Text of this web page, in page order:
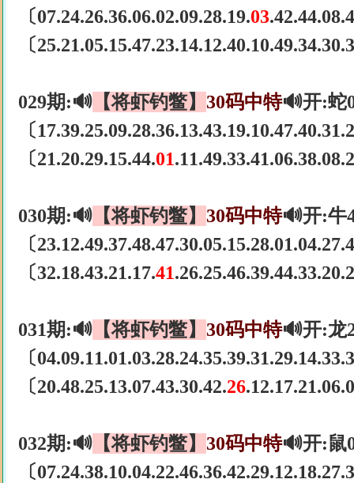
〔07.24.26.36.06.02.09.28.19.03
〔
029期:🔊 【将虾钓鳖】 30码中特🔊开:蛇
〔
〔21.20.29.15.44.01
030期:🔊 【将虾钓鳖】 30码中特🔊开:牛
〔
〔32.18.43.21.17.41
031期:🔊 【将虾钓鳖】 30码中特🔊开:龙
〔
〔20.48.25.13.07.43.30.42.26
032期:🔊 【将虾钓鳖】 30码中特🔊开:鼠
〔